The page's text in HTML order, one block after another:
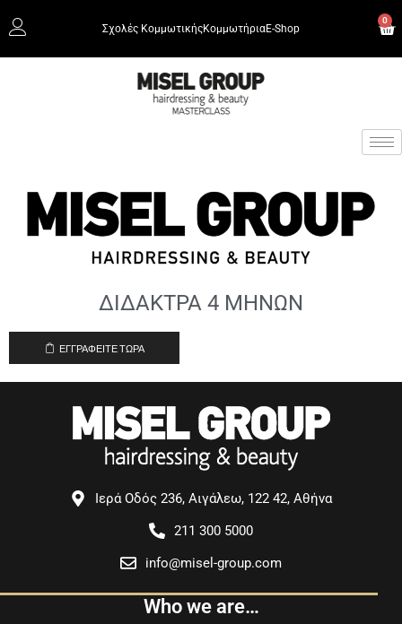
Σχολές ΚομμωτικήςΚομμωτήριαΕ-Shop
0
ΔΙΔΑΚΤΡΑ 4 ΜΗΝΩΝ
ΕΓΓΡΑΦΕΊΤΕ ΤΏΡΑ
Ιερά Οδός 236, Αιγάλεω, 122 42, Αθήνα
211 300 5000
info@misel-group.com
Who we are…